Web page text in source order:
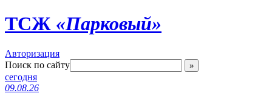
ТСЖ «Парковый»
Авторизация
Поиск по сайту
»
сегодня
09.08.26